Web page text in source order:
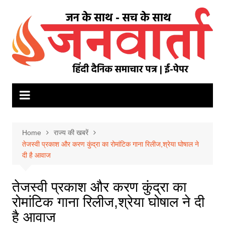
content
Home
राज्य की खबरें
तेजस्वी प्रकाश और करण कुंद्रा का रोमांटिक गाना रिलीज,श्रेया घोषाल ने
दी है आवाज
तेजस्वी प्रकाश और करण कुंद्रा का
रोमांटिक गाना रिलीज,श्रेया घोषाल ने दी
है आवाज